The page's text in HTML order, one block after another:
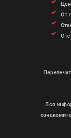
От
Вся